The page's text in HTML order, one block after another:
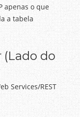
apenas o que
a tabela
(Lado do
Services/REST